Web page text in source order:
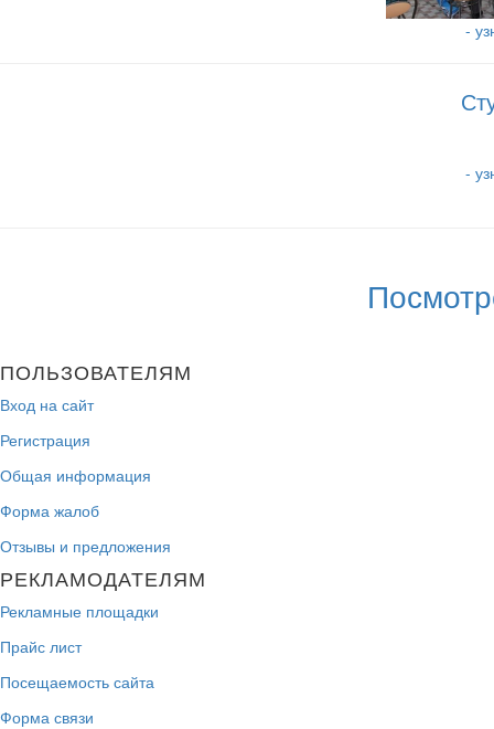
-
-
ПОЛЬЗОВАТЕЛЯМ
Вход на сайт
Регистрация
Общая информация
Форма жалоб
Отзывы и предложения
РЕКЛАМОДАТЕЛЯМ
Рекламные площадки
Прайс лист
Посещаемость сайта
Форма связи